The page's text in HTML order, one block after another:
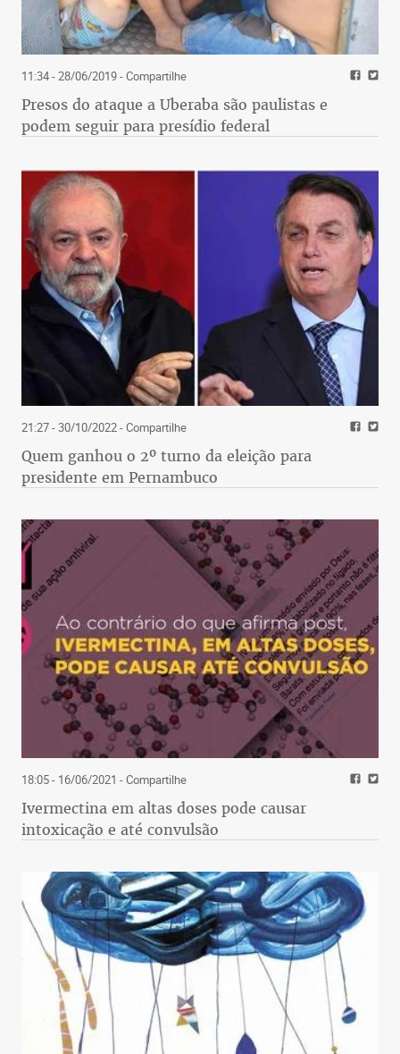
11:34 - 28/06/2019- Compartilhe
Presos do ataque a Uberaba são paulistas e
podem seguir para presídio federal
21:27 - 30/10/2022- Compartilhe
Quem ganhou o 2º turno da eleição para
presidente em Pernambuco
18:05 - 16/06/2021 - Compartilhe
Ivermectina em altas doses pode causar
intoxicação e até convulsão